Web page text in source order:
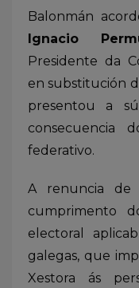
Balonmán
Ignacio
Presidente da
en substitución
presentou a
consecuencia
federativo.
A renuncia de
cumprimento
electoral
galegas, que
Xestora ás